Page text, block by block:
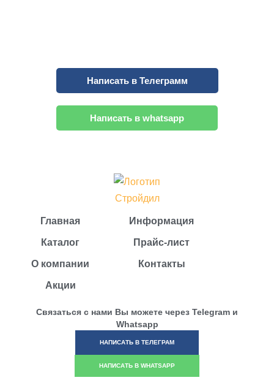
Написать в Телеграмм
Написать в whatsapp
Главная
Каталог
О компании
Акции
Информация
Прайс-лист
Контакты
Связаться с нами Вы можете через Telegram и
Whatsapp
НАПИСАТЬ В ТЕЛЕГРАМ
НАПИСАТЬ В WHATSAPP